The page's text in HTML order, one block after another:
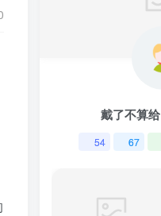
戴了不算给
54 67